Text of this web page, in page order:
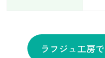
ラフジュ工房